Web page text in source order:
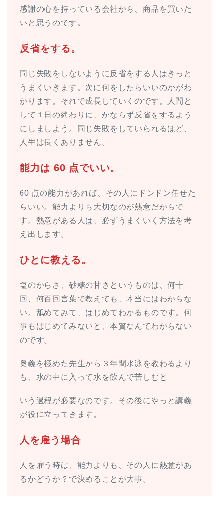
感謝の心を持っている会社から、商品を買いた
いと思うのです。
反省をする。
同じ失敗をしないように反省をする人はきっと
うまくいきます。次に何をしたらいいのかがわ
かります。それで成長していくのです。人間と
して１日の終わりに、かならず反省をするよう
にしましよう。同じ失敗をしていられるほど、
人生は長くありません。
能力は 60 点でいい。
60 点の能力があれば、その人にドンドン任せた
らいい。能力よりも大切なのが熱意だからで
す。熱意がある人は、必ずうまくいく方法を考
え出します。
ひとに教える。
塩のからさ、砂糖の甘さというものは、何十
回、何百回言葉で教えても、本当にはわからな
い。舐めてみて、はじめてわかるものです。何
事もはじめてみないと、本質なんてわからない
のです。
奥義を極めた先生から３年間水泳を教わるより
も、水の中に入って水を飲んで苦しむと
いう過程が必要なのです。その後にやっと講義
が役に立ってきます。
人を雇う場合
人を雇う時は、能力よりも、その人に熱意があ
るかどうか？で決めることが大事。